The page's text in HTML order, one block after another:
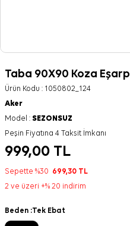
Taba 90X90 Koza Eşarp
Ürün Kodu : 1050802_124
Aker
Model : SEZONSUZ
Peşin Fiyatına 4 Taksit İmkanı
999,00 TL
Sepette %30 699,30 TL
2 ve üzeri +% 20 indirim
Beden :Tek Ebat